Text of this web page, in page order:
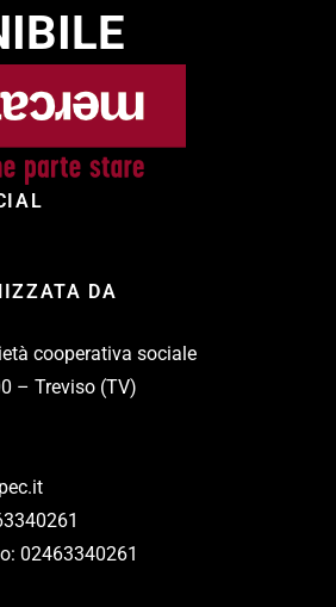
DA
cooperativa sociale
– Treviso (TV)
02463340261